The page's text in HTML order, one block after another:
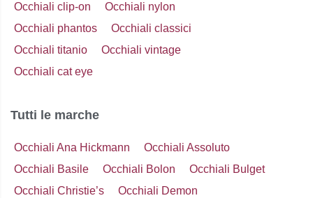
Occhiali clip-on
Occhiali nylon
Occhiali phantos
Occhiali classici
Occhiali titanio
Occhiali vintage
Occhiali cat eye
Tutti le marche
Occhiali Ana Hickmann
Occhiali Assoluto
Occhiali Basile
Occhiali Bolon
Occhiali Bulget
Occhiali Christie’s
Occhiali Demon